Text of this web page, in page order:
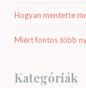
Hogyan mentette
Miért fontos több
Kategóriák